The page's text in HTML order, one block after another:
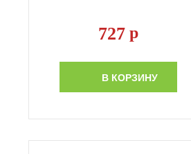
727 р
В КОРЗИНУ